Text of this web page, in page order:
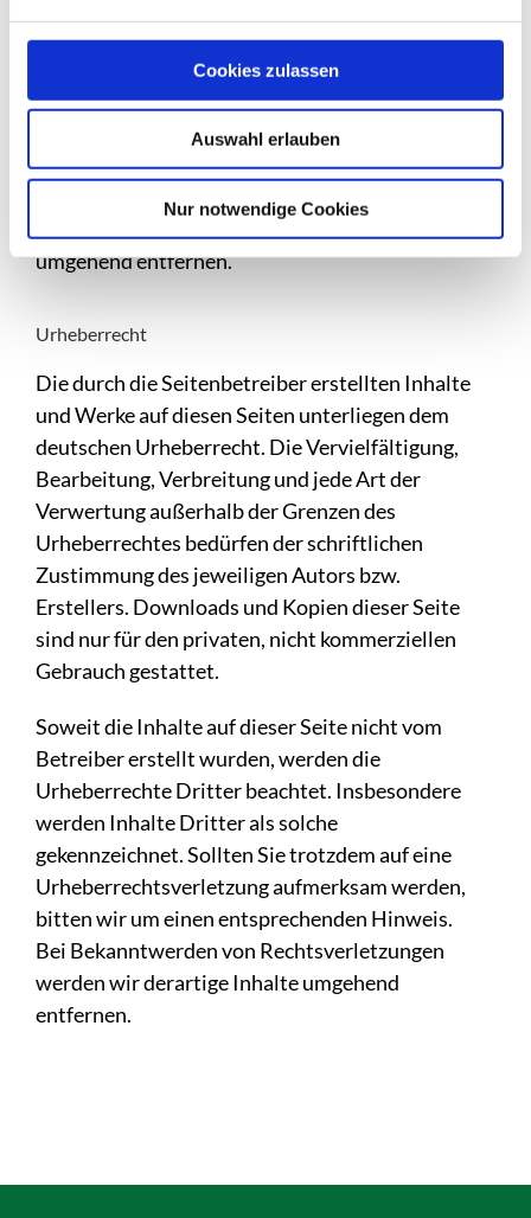
Cookies zulassen
Auswahl erlauben
Nur notwendige Cookies
Zeitpunkt der Verlinkung nicht erkennbar.
Eine permanente inhaltliche Kontrolle der
verlinkten Seiten ist jedoch ohne konkrete
Anhaltspunkte einer Rechtsverletzung nicht
zumutbar. Bei Bekanntwerden von
Rechtsverletzungen werden wir derartige Links
umgehend entfernen.
Urheberrecht
Die durch die Seitenbetreiber erstellten Inhalte
und Werke auf diesen Seiten unterliegen dem
deutschen Urheberrecht. Die Vervielfältigung,
Bearbeitung, Verbreitung und jede Art der
Verwertung außerhalb der Grenzen des
Urheberrechtes bedürfen der schriftlichen
Zustimmung des jeweiligen Autors bzw.
Erstellers. Downloads und Kopien dieser Seite
sind nur für den privaten, nicht kommerziellen
Gebrauch gestattet.
Soweit die Inhalte auf dieser Seite nicht vom
Betreiber erstellt wurden, werden die
Urheberrechte Dritter beachtet. Insbesondere
werden Inhalte Dritter als solche
gekennzeichnet. Sollten Sie trotzdem auf eine
Urheberrechtsverletzung aufmerksam werden,
bitten wir um einen entsprechenden Hinweis.
Bei Bekanntwerden von Rechtsverletzungen
werden wir derartige Inhalte umgehend
entfernen.